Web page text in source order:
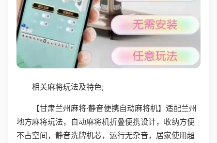
相关麻将玩法及特色;
【甘肃兰州麻将·静音便携自动麻将机】适配兰州
地方麻将玩法，自动麻将机折叠便携设计，收纳方便
不占空间，静音洗牌机芯，运行无杂音，居家使用超